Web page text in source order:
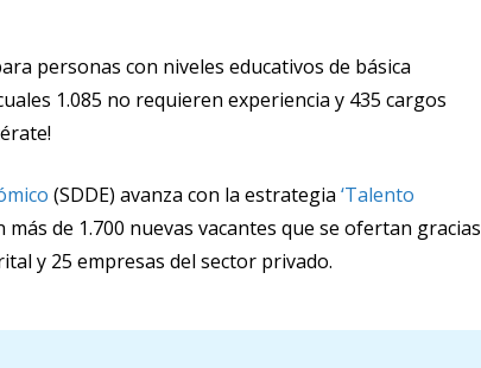
personas con niveles educativos de básica
1.085 no requieren experiencia y 435 cargos
(SDDE) avanza con la estrategia‘Talento
de 1.700 nuevas vacantes que se ofertan gracias
y 25 empresas del sector privado.